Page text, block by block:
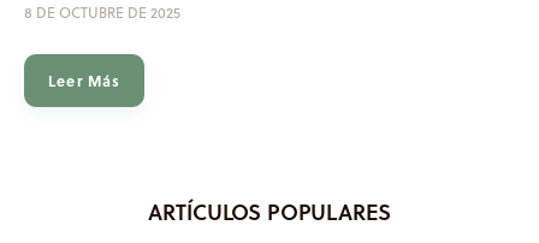
8 DE OCTUBRE DE 2025
Leer Más
ARTÍCULOS POPULARES